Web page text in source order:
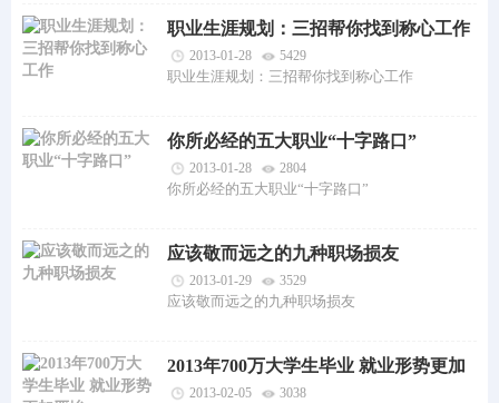
职业生涯规划：三招帮你找到称心工作
2013-01-28 5429
职业生涯规划：三招帮你找到称心工作
你所必经的五大职业“十字路口”
2013-01-28 2804
你所必经的五大职业“十字路口”
应该敬而远之的九种职场损友
2013-01-29 3529
应该敬而远之的九种职场损友
2013年700万大学生毕业 就业形势更加
严峻2013-02-05 3038